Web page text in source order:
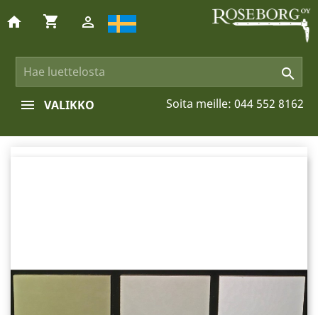

home shopping_cart 
Soita meille: 044 552 8162
VALIKKO